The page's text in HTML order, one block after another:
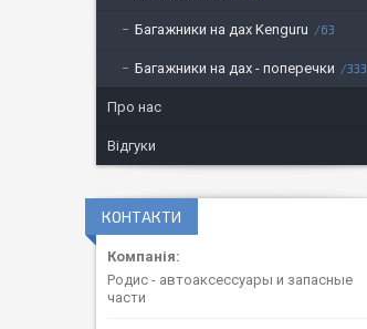
Багажники на дах Kenguru 63
Багажники на дах - поперечки 333
Про нас
Відгуки
КОНТАКТИ
Родис - автоаксессуары и запасные
части